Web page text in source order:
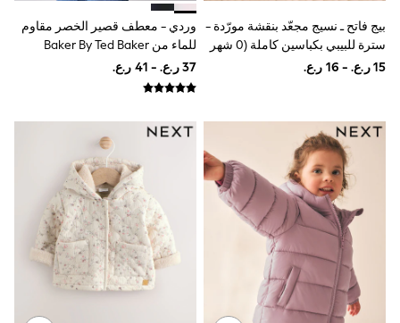
Smiggle
Eastpak
Bags & Backpacks
Caps
Polo Shirts
All Girls Sports & Swimwear
T-Shirts
Bags & Backpacks
Lunchboxes
Caps
Bags
Blouses
Shirts
Polo Shirts
GIRLS
New In
بيج فاتح ـ نسيج مجعّد بنقشة مورّدة -
سترة للبيبي بكباسين كاملة (0 شهر
- 2 سنتين)
وردي - معطف قصير الخصر مقاوم
للماء من Baker By Ted Baker